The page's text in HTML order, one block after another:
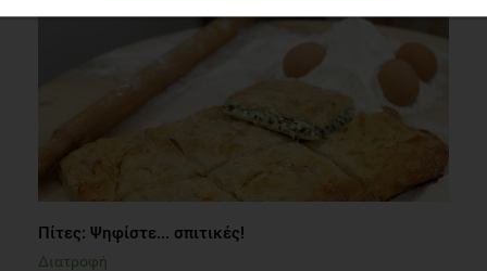
Πίτες: Ψηφίστε... σπιτικές!
Διατροφή